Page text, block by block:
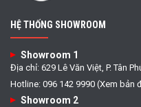
HỆ THỐNG SHOWROOM
Showroom 1
Địa chỉ: 629 Lê Văn Việt, P. Tân
Hotline: 096 142 9990 (Xem bản
Showroom 2